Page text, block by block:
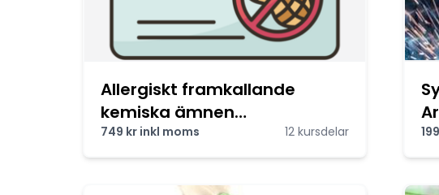
Allergiskt framkallande
kemiska ämnen
(Härdplastutbildning)
749 kr inkl moms 12 kursdelar